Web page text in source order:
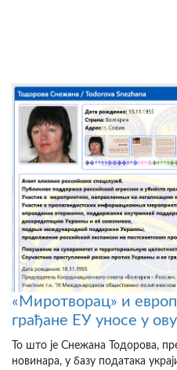
«Миротворац» и
грађане ЕУ уносе у
То што је Снежана Тодорова,
новинара, у базу података